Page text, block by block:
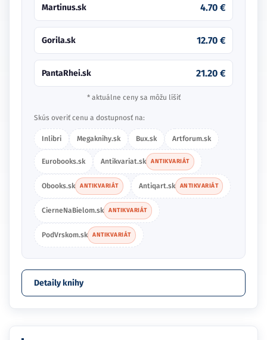
Martinus.sk 4.70 €
Gorila.sk 12.70 €
PantaRhei.sk 21.20 €
* aktuálne ceny sa môžu líšiť
Skús overiť cenu a dostupnosť na:
Inlibri Megaknihy.sk Bux.sk Artforum.sk
Eurobooks.sk Antikvariat.sk ANTIKVARIÁT
Obooks.sk ANTIKVARIÁT Antiqart.sk ANTIKVARIÁT
CierneNaBielom.sk ANTIKVARIÁT
PodVrskom.sk ANTIKVARIÁT
Detaily knihy